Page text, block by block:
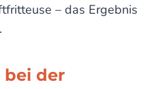
– das Ergebnis
bei der